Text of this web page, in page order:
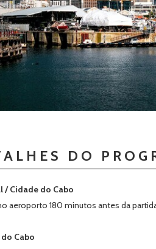
DO
/ Cidade do Cabo
aeroporto 180 minutos antes da
Cabo